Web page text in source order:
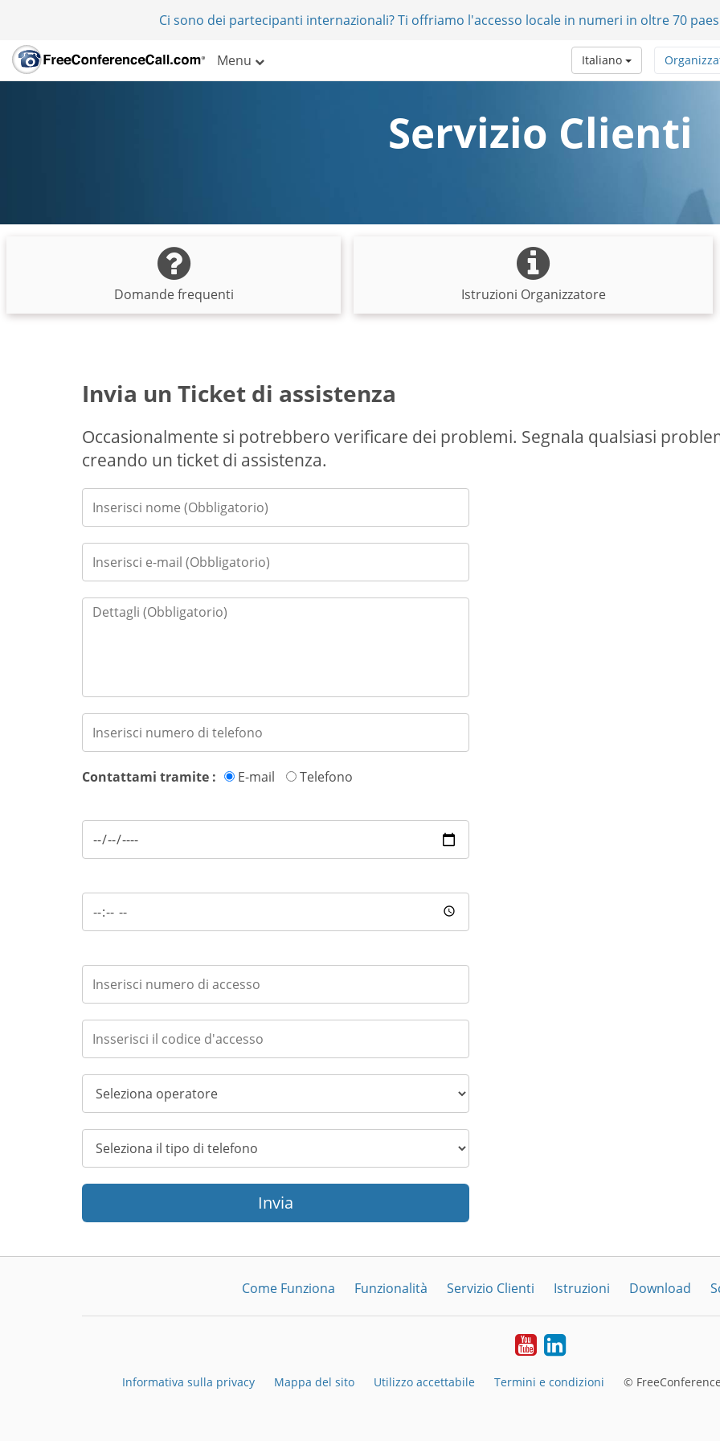
Ci sono dei partecipanti internazionali? Ti offriamo l'accesso locale in numeri in oltre 70
Menu Italiano
Servizio Clienti
Domande frequenti Istruzioni Organizzatore
Invia un Ticket di assistenza
Occasionalmente si potrebbero verificare dei problemi. Segnala qualsiasi
creando un ticket di assistenza.
Contattami tramite : E-mail Telefono
Invia
Come Funziona Funzionalità Servizio Clienti Istruzioni Download
YouTubeLinkedIn
Informativa sulla privacy Mappa del sito Utilizzo accettabile Termini e condizioni ©